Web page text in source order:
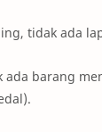
tidak ada
ada barang